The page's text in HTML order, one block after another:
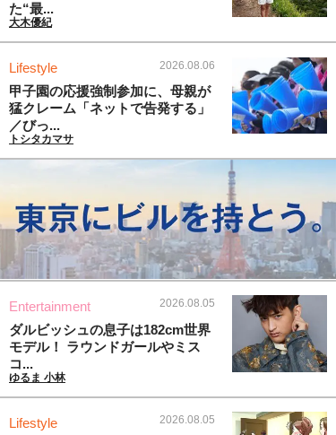
た“最...
大木優紀
Lifestyle 2026.08.06
甲子園の応援強制参加に、母親が
猛クレーム「ネットで告発する」
／びっ...
トシタカマサ
Entertainment 2026.08.05
ダルビッシュの息子は182cm世界
モデル！ ラウンドガールやミス
コ...
ゆるま 小林
Lifestyle 2026.08.05